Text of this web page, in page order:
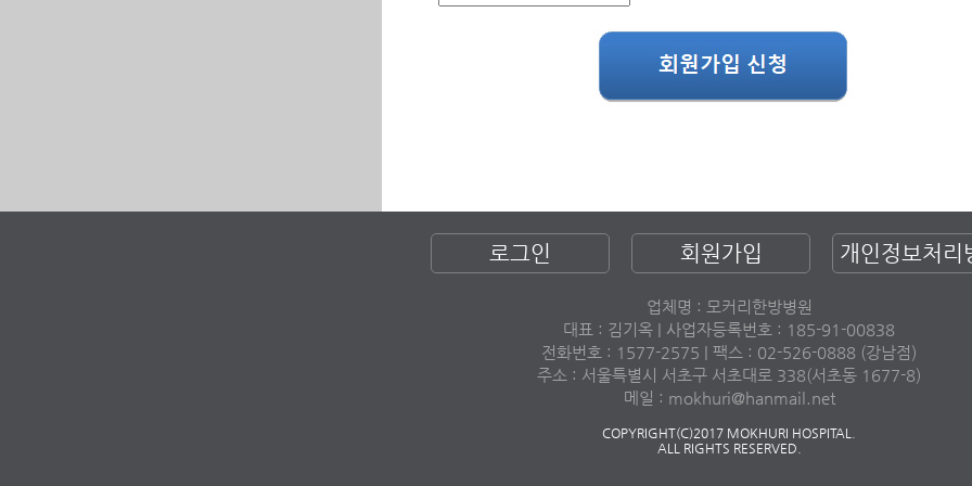
로그인 회원가입 개인정보처리
업체명 : 모커리한방병원
대표 : 김기옥 | 사업자등록번호 : 185-91-00838
전화번호 : 1577-2575 | 팩스 : 02-526-0888 (강남점)
주소 : 서울특별시 서초구 서초대로 338(서초동 1677-8)
메일 : mokhuri@hanmail.net
COPYRIGHT(C)2017 MOKHURI HOSPITAL.
ALL RIGHTS RESERVED.